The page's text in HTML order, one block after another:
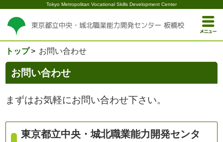
Tokyo Metropolitan Vocational Skills Development Center
トップ お問い合わせ
お問い合わせ
まずはお気軽にお問い合わせ下さい。
東京都立中央・城北職業能力開発センタ